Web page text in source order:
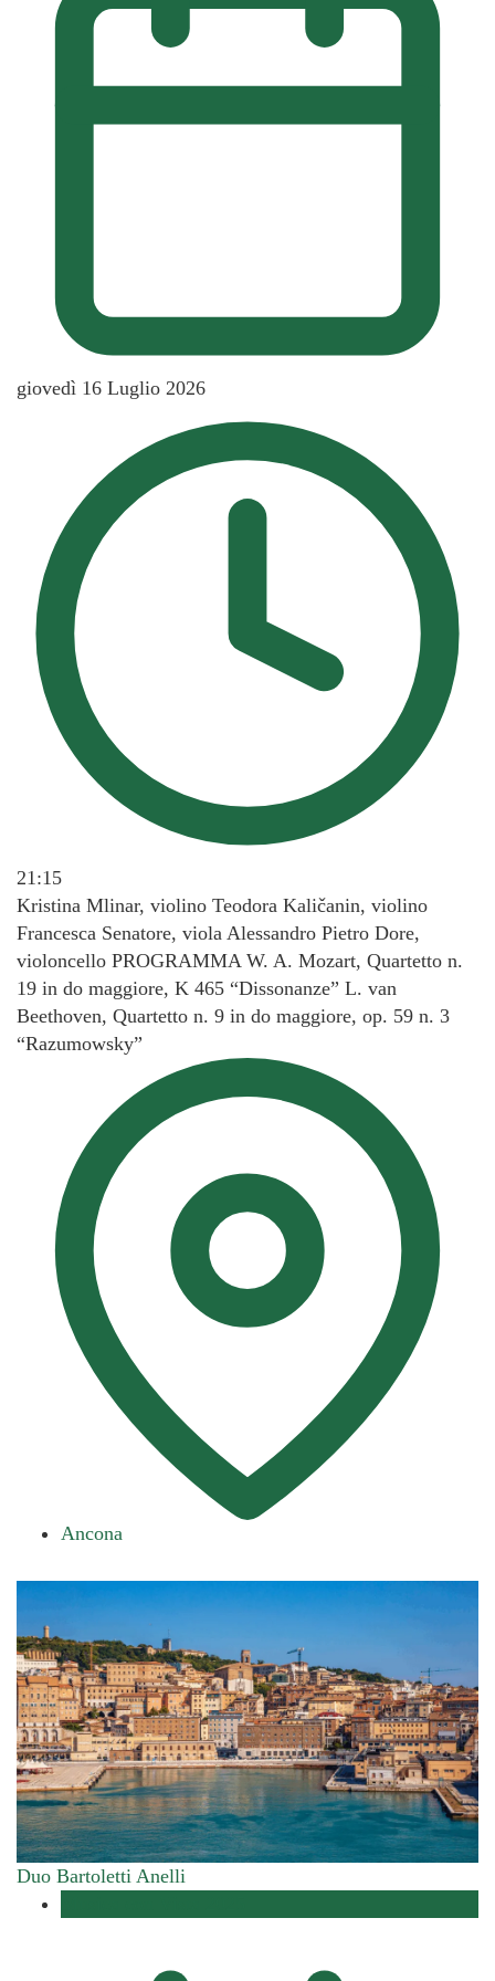
giovedì 16 Luglio 2026
21:15
Kristina Mlinar, violino Teodora Kaličanin, violino
Francesca Senatore, viola Alessandro Pietro Dore,
violoncello PROGRAMMA W. A. Mozart, Quartetto n.
19 in do maggiore, K 465 “Dissonanze” L. van
Beethoven, Quartetto n. 9 in do maggiore, op. 59 n. 3
“Razumowsky”
Ancona
Duo Bartoletti Anelli